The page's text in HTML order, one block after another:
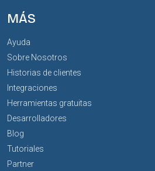
MÁS
Ayuda
Sobre Nosotros
Historias de clientes
Integraciones
Herramientas gratuitas
Desarrolladores
Blog
Tutoriales
Partner